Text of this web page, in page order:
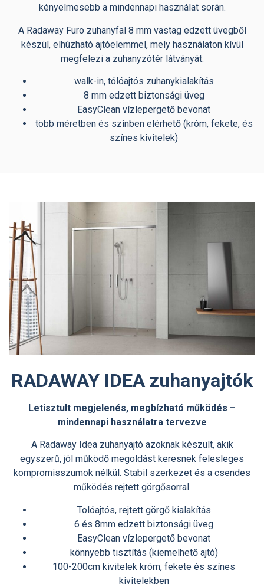
kényelmesebb a mindennapi használat során.
A Radaway Furo zuhanyfal 8 mm vastag edzett üvegből
készül, elhúzható ajtóelemmel, mely használaton kívül
megfelezi a zuhanyzótér látványát.
walk-in, tólóajtós zuhanykialakítás
8 mm edzett biztonsági üveg
EasyClean vízlepergető bevonat
több méretben és színben elérhető (króm, fekete, és
színes kivitelek)
RADAWAY IDEA zuhanyajtók
Letisztult megjelenés, megbízható működés –
mindennapi használatra tervezve
A Radaway Idea zuhanyajtó azoknak készült, akik
egyszerű, jól működő megoldást keresnek felesleges
kompromisszumok nélkül. Stabil szerkezet és a csendes
működés rejtett görgősorral.
Tolóajtós, rejtett görgő kialakítás
6 és 8mm edzett biztonsági üveg
EasyClean vízlepergető bevonat
könnyebb tisztítás (kiemelhető ajtó)
100-200cm kivitelek króm, fekete és színes
kivitelekben